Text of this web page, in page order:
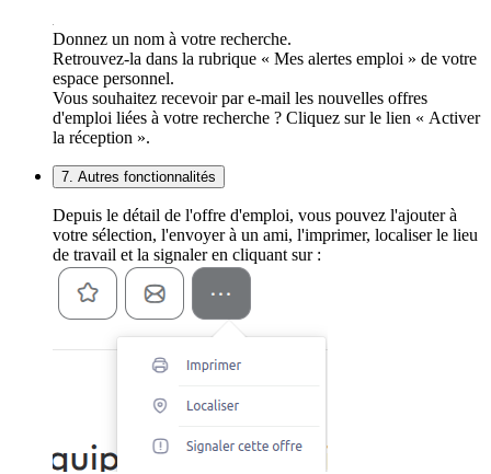
Donnez un nom à votre recherche.
Retrouvez-la dans la rubrique « Mes alertes emploi » de votre
espace personnel.
Vous souhaitez recevoir par e-mail les nouvelles offres
d'emploi liées à votre recherche ? Cliquez sur le lien « Activer
la réception ».
7. Autres fonctionnalités
Depuis le détail de l'offre d'emploi, vous pouvez l'ajouter à
votre sélection, l'envoyer à un ami, l'imprimer, localiser le lieu
de travail et la signaler en cliquant sur :